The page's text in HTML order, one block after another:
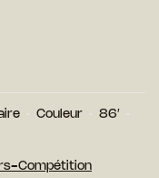
Couleur
86′
Compétition